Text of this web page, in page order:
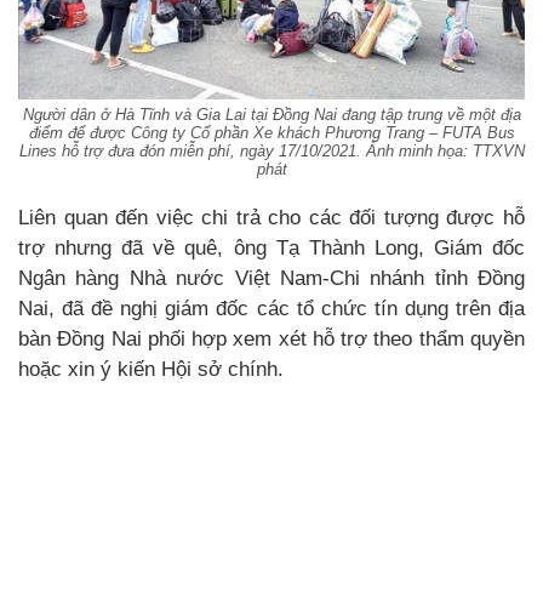
Người dân ở Hà Tĩnh và Gia Lai tại Đồng Nai đang tập trung về một địa
điểm để được Công ty Cổ phần Xe khách Phương Trang – FUTA Bus
Lines hỗ trợ đưa đón miễn phí, ngày 17/10/2021. Ảnh minh họa: TTXVN
phát
Liên quan đến việc chi trả cho các đối tượng được hỗ
trợ nhưng đã về quê, ông Tạ Thành Long, Giám đốc
Ngân hàng Nhà nước Việt Nam-Chi nhánh tỉnh Đồng
Nai, đã đề nghị giám đốc các tổ chức tín dụng trên địa
bàn Đồng Nai phối hợp xem xét hỗ trợ theo thẩm quyền
hoặc xin ý kiến Hội sở chính.